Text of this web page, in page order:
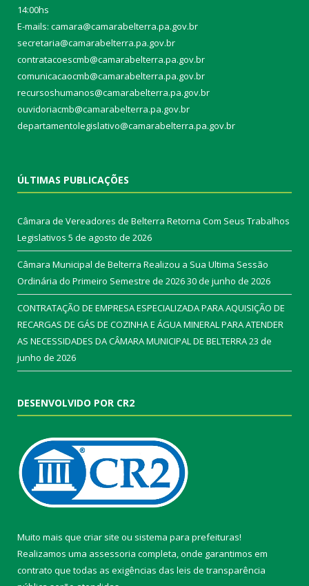
14:00hs
E-mails: camara@camarabelterra.pa.gov.br
secretaria@camarabelterra.pa.gov.br
contratacoescmb@camarabelterra.pa.gov.br
comunicacaocmb@camarabelterra.pa.gov.br
recursoshumanos@camarabelterra.pa.gov.br
ouvidoriacmb@camarabelterra.pa.gov.br
departamentolegislativo@camarabelterra.pa.gov.br
ÚLTIMAS PUBLICAÇÕES
Câmara de Vereadores de Belterra Retorna Com Seus Trabalhos
Legislativos 5 de agosto de 2026
Câmara Municipal de Belterra Realizou a Sua Ultima Sessão
Ordinária do Primeiro Semestre de 202630 de junho de 2026
CONTRATAÇÃO DE EMPRESA ESPECIALIZADA PARA AQUISIÇÃO DE
RECARGAS DE GÁS DE COZINHA E ÁGUA MINERAL PARA ATENDER
AS NECESSIDADES DA CÂMARA MUNICIPAL DE BELTERRA23 de
junho de 2026
DESENVOLVIDO POR CR2
Muito mais que criar site ou sistema para prefeituras!
Realizamos uma assessoria completa, onde garantimos em
contrato que todas as exigências das leis de transparência